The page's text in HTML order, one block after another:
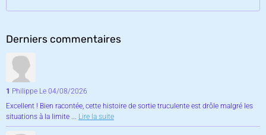
Derniers commentaires
1 Philippe Le 04/08/2026
Excellent ! Bien racontée, cette histoire de sortie truculente est drôle malgré les
situations à la limite ... Lire la suite